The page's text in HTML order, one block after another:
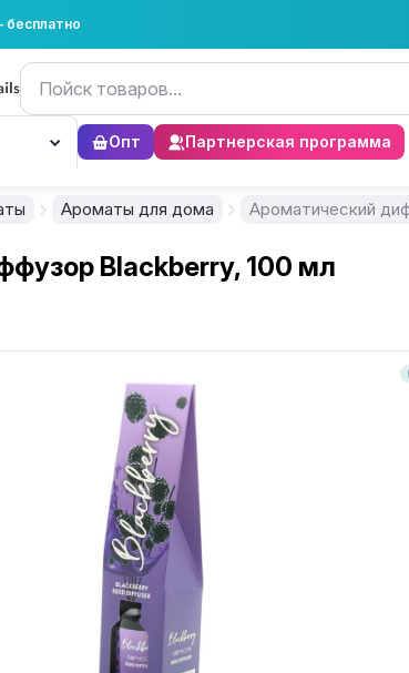
бесплатно
Опт Партнерская программа
Ароматы для дома Ароматический
Blackberry, 100 мл